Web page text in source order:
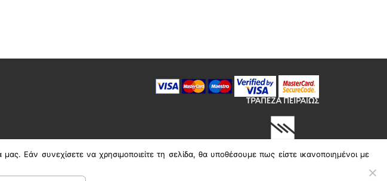
Εάν συνεχίσετε να χρησιμοποιείτε τη σελίδα, θα υποθέσουμε πως είστε ικανοποιημένοι με